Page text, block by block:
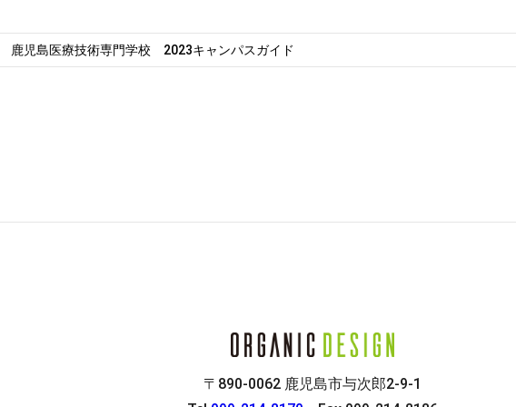
鹿児島医療技術専門学校 2023キャンパスガイド
〒890-0062 鹿児島市与次郎2-9-1